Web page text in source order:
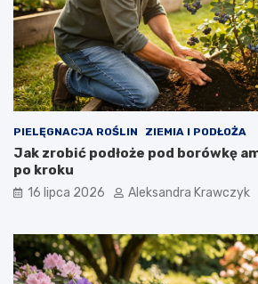
PIELĘGNACJA ROŚLIN ZIEMIA I PODŁOŻA
Jak zrobić podłoże pod borówkę
po kroku
16 lipca 2026 Aleksandra Krawczyk